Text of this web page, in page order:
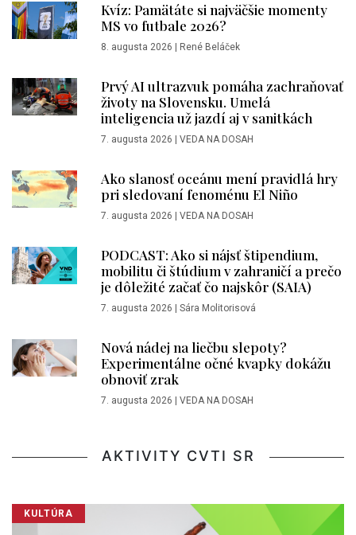
Kvíz: Pamätáte si najväčšie momenty
MS vo futbale 2026?
8. augusta 2026 René Beláček
Prvý AI ultrazvuk pomáha zachraňovať
životy na Slovensku. Umelá
inteligencia už jazdí aj v sanitkách
7. augusta 2026 VEDA NA DOSAH
Ako slanosť oceánu mení pravidlá hry
pri sledovaní fenoménu El Niño
7. augusta 2026 VEDA NA DOSAH
PODCAST: Ako si nájsť štipendium,
mobilitu či štúdium v zahraničí a prečo
je dôležité začať čo najskôr (SAIA)
7. augusta 2026 Sára Molitorisová
Nová nádej na liečbu slepoty?
Experimentálne očné kvapky dokážu
obnoviť zrak
7. augusta 2026 VEDA NA DOSAH
AKTIVITY CVTI SR
KULTÚRA